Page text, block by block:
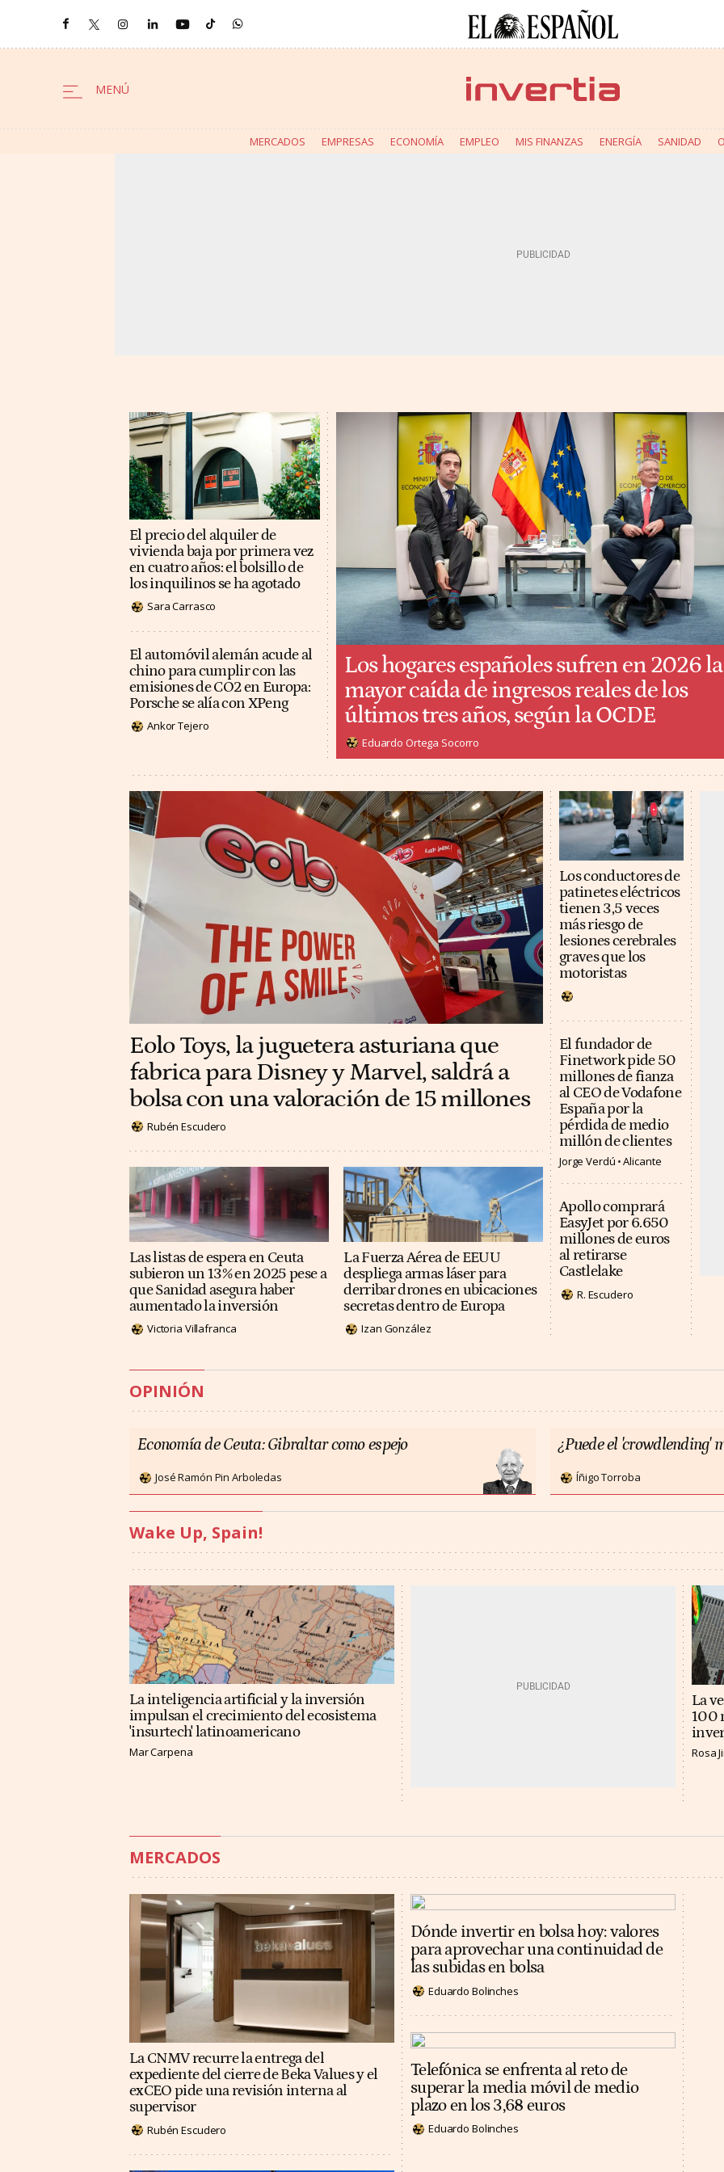
MERCADOS EMPRESAS ECONOMÍA EMPLEO MIS FINANZAS ENERGÍA SANIDAD
El precio del alquiler de
vivienda baja por primera vez
en cuatro años: el bolsillo de
los inquilinos se ha agotado
Sara Carrasco
El automóvil alemán acude al
chino para cumplir con las
emisiones de CO2 en Europa:
Porsche se alía con XPeng
Ankor Tejero
Los hogares españoles sufren en 2026 la
mayor caída de ingresos reales de los
últimos tres años, según la OCDE
Eduardo Ortega Socorro
Eolo Toys, la juguetera asturiana que
fabrica para Disney y Marvel, saldrá a
bolsa con una valoración de 15 millones
Rubén Escudero
Las listas de espera en Ceuta
subieron un 13% en 2025 pese a
que Sanidad asegura haber
aumentado la inversión
Victoria Villafranca
La Fuerza Aérea de EEUU
despliega armas láser para
derribar drones en ubicaciones
secretas dentro de Europa
Izan González
Los conductores de
patinetes eléctricos
tienen 3,5 veces
más riesgo de
lesiones cerebrales
graves que los
motoristas
El fundador de
Finetwork pide 50
millones de fianza
al CEO de Vodafone
España por la
pérdida de medio
millón de clientes
Jorge Verdú Alicante
Apollo comprará
EasyJet por 6.650
millones de euros
al retirarse
Castlelake
R. Escudero
OPINIÓN
Economía de Ceuta: Gibraltar como espejo
José Ramón Pin Arboledas
¿Puede el 'crowdlending'
Íñigo Torroba
Wake Up, Spain!
La inteligencia artificial y la inversión
impulsan el crecimiento del ecosistema
'insurtech' latinoamericano
Mar Carpena
La
100
Rosa
MERCADOS
La CNMV recurre la entrega del
expediente del cierre de Beka Values y el
exCEO pide una revisión interna al
supervisor
Rubén Escudero
Dónde invertir en bolsa hoy: valores
para aprovechar una continuidad de
las subidas en bolsa
Eduardo Bolinches
Telefónica se enfrenta al reto de
superar la media móvil de medio
plazo en los 3,68 euros
Eduardo Bolinches